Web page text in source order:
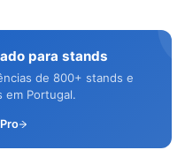
para stands
de 800+ stands e
em Portugal.